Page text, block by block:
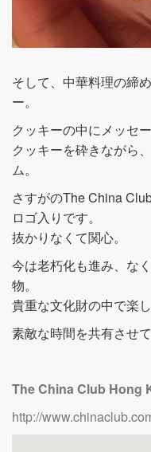
そして、中華料理の締
ー。
クッキーの中にメッセ
クッキーを砕きながら
ム。
さすがのThe China
ロゴ入りです。
抜かりなくて関心。
今は老朽化も進み、な
物。
貴重な文化財の中で楽
素敵な時間を共有させ
The China Club Hong
http://